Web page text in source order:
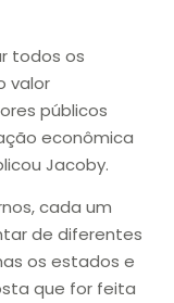
todos os
valor
públicos
econômica
Jacoby.
cada um
de diferentes
os estados e
que for feita